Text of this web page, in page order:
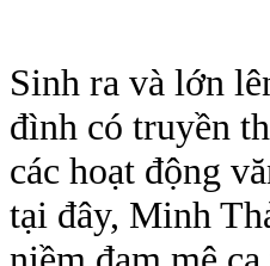
Sinh ra và lớn
đình có truyền
các hoạt động
tại đây, Minh